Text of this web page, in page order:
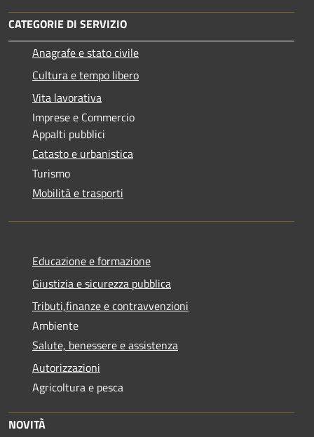
CATEGORIE DI SERVIZIO
Anagrafe e stato civile
Cultura e tempo libero
Vita lavorativa
Imprese e Commercio
Appalti pubblici
Catasto e urbanistica
Turismo
Mobilità e trasporti
Educazione e formazione
Giustizia e sicurezza pubblica
Tributi,finanze e contravvenzioni
Ambiente
Salute, benessere e assistenza
Autorizzazioni
Agricoltura e pesca
NOVITÀ